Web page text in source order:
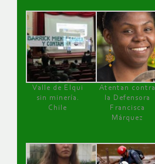
Valle de Elqui
sin minería.
Chile
Atentan contra
la Defensora
Francisca
Márquez